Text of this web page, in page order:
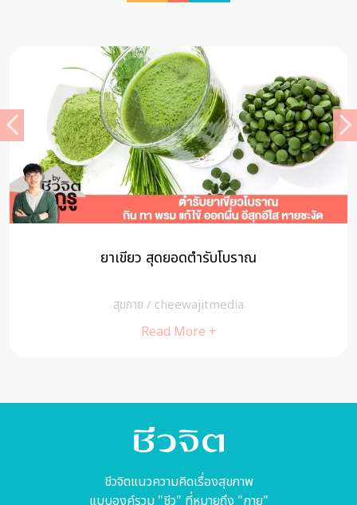
ยาเขียว สุดยอดตำรับโบราณ
สุขกาย / cheewajitmedia
Read More +
ชีวจิตแนวความคิดเรื่องสุขภาพ